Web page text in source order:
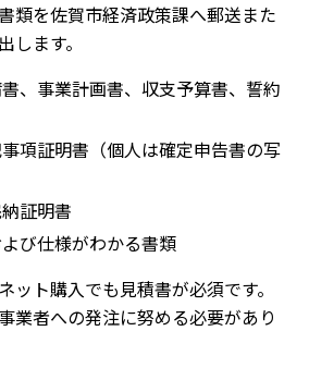
類を佐賀市経済政策課へ郵送また
します。
、事業計画書、収支予算書、誓約
項証明書（個人は確定申告書の写
証明書
び仕様がわかる書類
ット購入でも見積書が必須です。
業者への発注に努める必要があり